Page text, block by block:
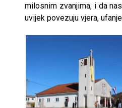
milosnim zvanjima, i da
uvijek povezuju vjera,